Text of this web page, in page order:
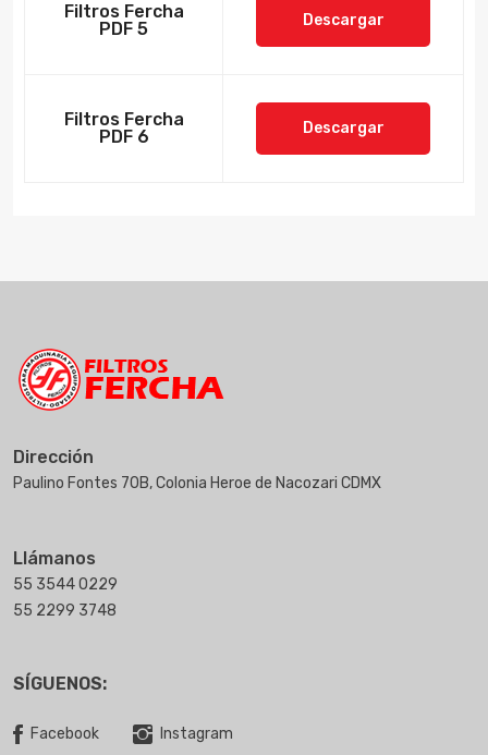
Filtros Fercha
PDF 5
Descargar
Filtros Fercha
PDF 6
Descargar
Dirección
Paulino Fontes 70B, Colonia Heroe de Nacozari CDMX
Llámanos
55 3544 0229
55 2299 3748
SÍGUENOS:
Facebook Instagram